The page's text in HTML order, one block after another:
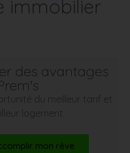
immobilier
des avantages
du meilleur tarif et
logement
mon rêve